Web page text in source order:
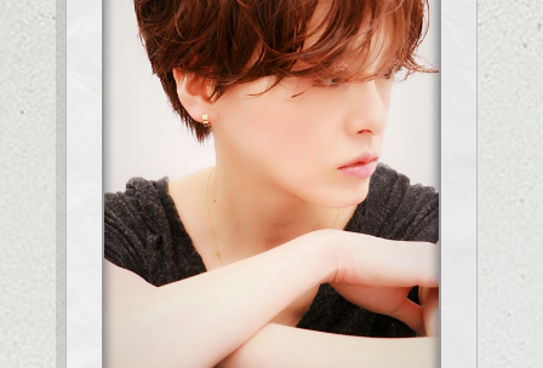
ドライした後、全体にオイルとワックスをなじませて質感を調整するだ
スタイルチェンジの事、是非ご相談してください。